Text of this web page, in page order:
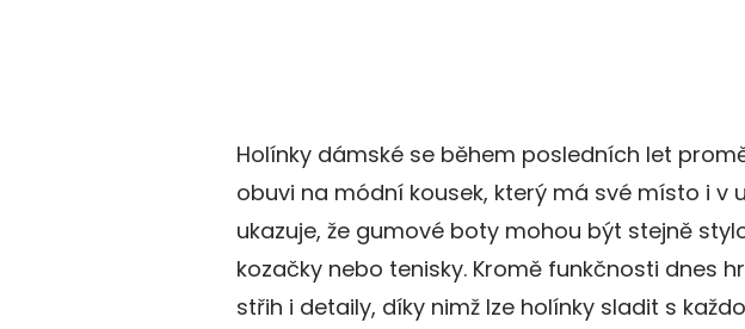
Holínky dámské se během posledních let
obuvi na módní kousek, který má své místo i v
ukazuje, že gumové boty mohou být stejně
kozačky nebo tenisky. Kromě funkčnosti dnes
střih i detaily, díky nimž lze holínky sladit s